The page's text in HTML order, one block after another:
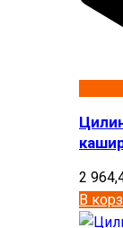
2
В